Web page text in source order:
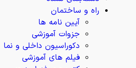
راه و ساختمان
آیین نامه ها
جزوات آموزشی
دکوراسیون داخلی و نما
فیلم های آموزشی